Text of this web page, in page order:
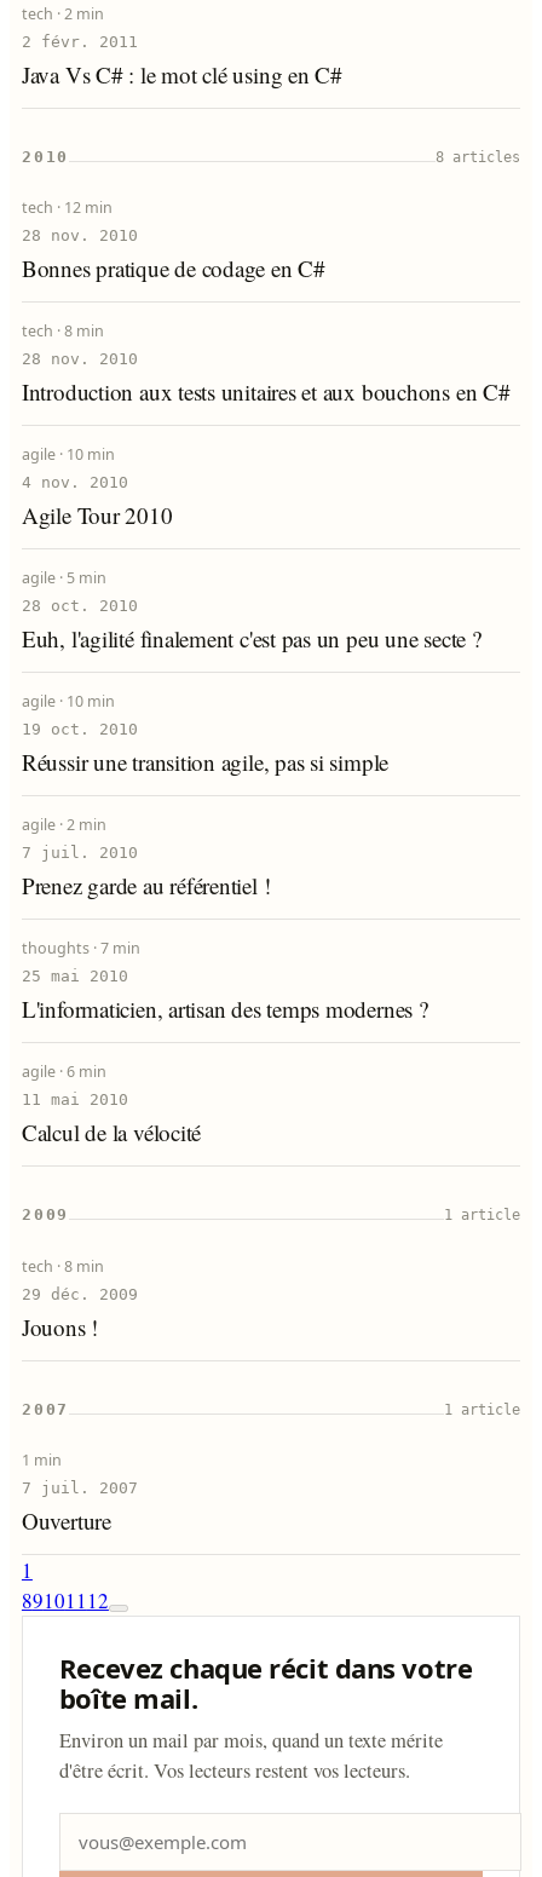
2 févr. 2011
Java Vs C# : le mot clé using en C#
tech ·2 min
2010 8 articles
28 nov. 2010
Bonnes pratique de codage en C#
tech · 12 min
28 nov. 2010
Introduction aux tests unitaires et aux bouchons en C#
tech ·8 min
4 nov. 2010
Agile Tour 2010
agile · 10 min
28 oct. 2010
Euh, l'agilité finalement c'est pas un peu une secte ?
agile · 5 min
19 oct. 2010
Réussir une transition agile, pas si simple
agile · 10 min
7 juil. 2010
Prenez garde au référentiel !
agile ·2 min
25 mai 2010
L'informaticien, artisan des temps modernes ?
thoughts ·7 min
11 mai 2010
Calcul de la vélocité
agile ·6 min
2009 1 article
29 déc. 2009
Jouons !
tech ·8 min
2007 1 article
7 juil. 2007
Ouverture
1 min
1
89101112
Recevez chaque récit dans votre
boîte mail.
Environ un mail par mois, quand un texte mérite
d'être écrit. Vos lecteurs restent vos lecteurs.